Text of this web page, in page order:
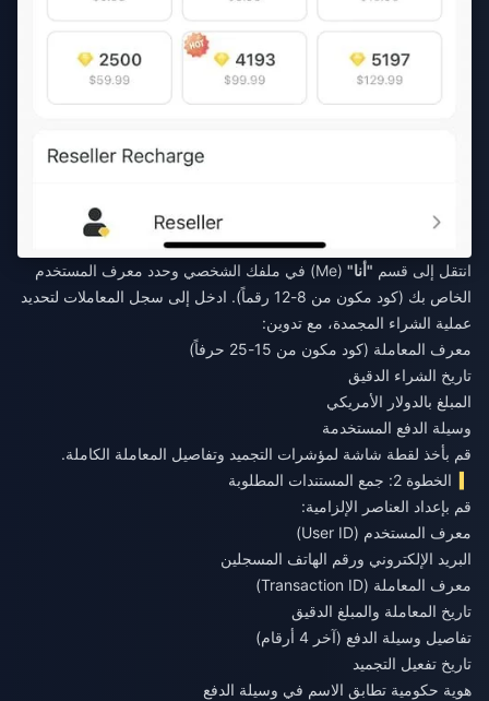
انتقل إلى قسم "أنا"
(Me) في ملفك الشخصي وحدد معرف المستخدم
الخاص بك (كود مكون من 8-12 رقماً). ادخل إلى سجل المعاملات لتحديد
عملية الشراء المجمدة، مع تدوين:
معرف المعاملة (كود مكون من 15-25 حرفاً)
تاريخ الشراء الدقيق
المبلغ بالدولار الأمريكي
وسيلة الدفع المستخدمة
قم بأخذ لقطة شاشة لمؤشرات التجميد وتفاصيل المعاملة الكاملة.
الخطوة 2: جمع المستندات المطلوبة
قم بإعداد العناصر الإلزامية:
معرف المستخدم (User ID)
البريد الإلكتروني ورقم الهاتف المسجلين
معرف المعاملة (Transaction ID)
تاريخ المعاملة والمبلغ الدقيق
تفاصيل وسيلة الدفع (آخر 4 أرقام)
تاريخ تفعيل التجميد
هوية حكومية تطابق الاسم في وسيلة الدفع